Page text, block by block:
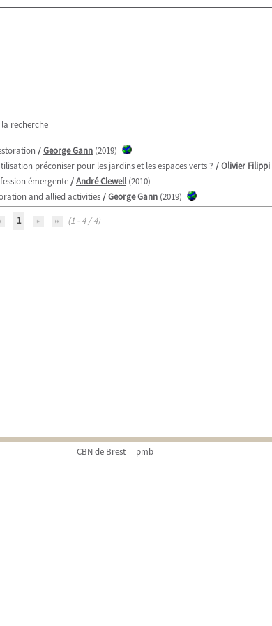
recherche
/George Gann (2019)
préconiser pour les jardins et les espaces verts ? /Olivier Filippi
émergente/André Clewell(2010)
and allied activities/George Gann (2019)
1
(1 - 4 / 4)
CBN de Brest pmb